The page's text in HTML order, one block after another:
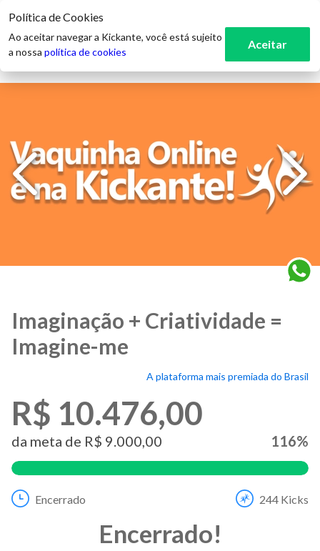
Imaginação + Criatividade =
Imagine-me
A plataforma mais premiada do Brasil
R$ 10.476,00
da meta de R$ 9.000,00 116%
Encerrado 244 Kicks
Encerrado!
Política de Cookies
Ao aceitar navegar a Kickante, você está sujeito
a nossa política de cookies
Aceitar